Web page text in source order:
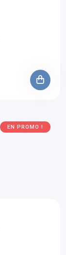
EN PROMO !